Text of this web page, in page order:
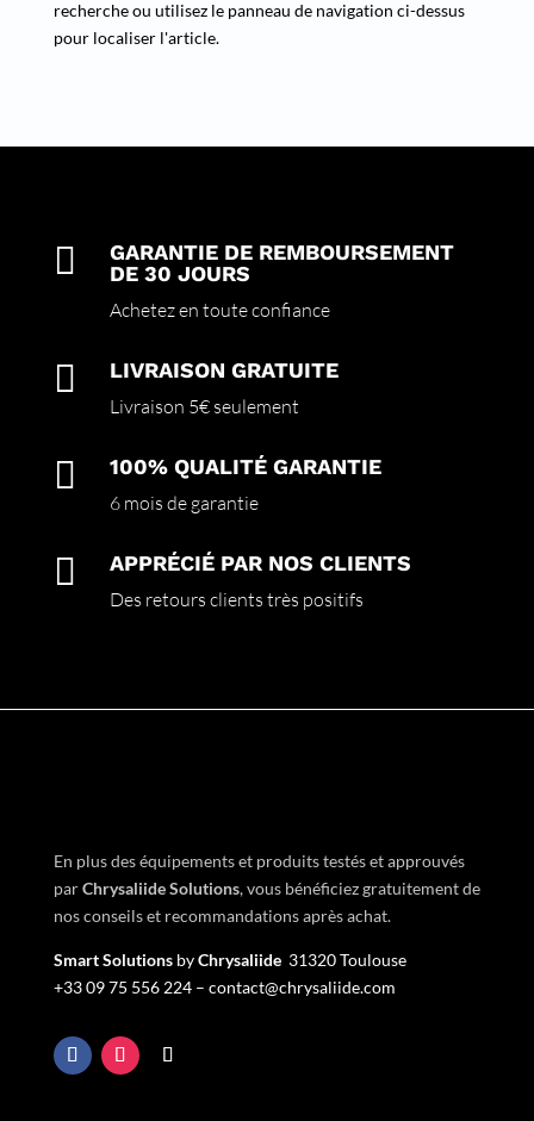
recherche ou utilisez le panneau de navigation ci-dessus
pour localiser l'article.

GARANTIE DE REMBOURSEMENT
DE 30 JOURS
Achetez en toute confiance
 LIVRAISON GRATUITE
Livraison 5€ seulement
 100% QUALITÉ GARANTIE
6 mois de garantie
 APPRÉCIÉ PAR NOS CLIENTS
Des retours clients très positifs
En plus des équipements et produits testés et approuvés
parChrysaliide Solutions,vous bénéficiez gratuitement de
nos conseils et recommandations après achat.
Smart Solutions byChrysaliide 31320 Toulouse
+3309 75 556 224 – contact@chrysaliide.com